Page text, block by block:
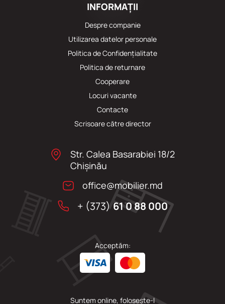
INFORMAȚII
Despre companie
Utilizarea datelor personale
Politica de Confidențialitate
Politica de returnare
Cooperare
Locuri vacante
Сontacte
Scrisoare către director
Str. Calea Basarabiei 18/2
Chişinău
office@mobilier.md
+ (373)61 0 88 000
Acceptăm:
Suntem online, folosește-l